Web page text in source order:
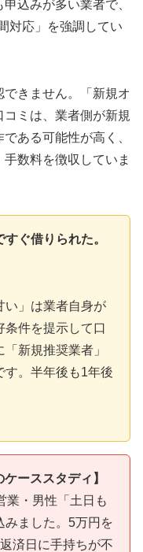
込みが多い業者で、
対応」を強調してい
きません。「新規オ
ミは、業者側が新規
ある可能性が高く、
数料を徴収していま
ぐ借りられた。
い」は業者自身が
条件を提示して口
新規推奨業者」
す。半年後も1年後
ーススタディ】
業・男性「土日も
みました。5万円を
済日に手持ちが不